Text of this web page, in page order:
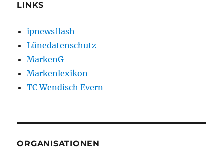
LINKS
ipnewsflash
Lünedatenschutz
MarkenG
Markenlexikon
TC Wendisch Evern
ORGANISATIONEN